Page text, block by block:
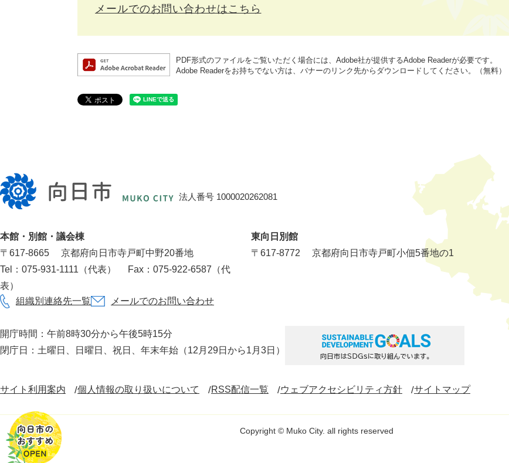
メールでのお問い合わせはこちら
PDF形式のファイルをご覧いただく場合には、Adobe社が提供するAdobe Readerが必要です。
Adobe Readerをお持ちでない方は、バナーのリンク先からダウンロードしてください。（無料）
向
日
法人番号 1000020262081
本館・別館・議会棟
〒617‐8665
京都府向日市寺戸町中野20番地
Tel：075-931-1111（代表）
Fax：075-922-6587（代
表）
東向日別館
〒617-8772
京都府向日市寺戸町小佃5番地の1
組織別連絡先一覧 メールでのお問い合わせ
開庁時間：午前8時30分から午後5時15分
閉庁日：土曜日、日曜日、祝日、年末年始（12月29日から1月3日）
サイト利用案内 個人情報の取り扱いについて RSS配信一覧 ウェブアクセシビリティ方針 サイトマップ
Copyright © Muko City. all rights reserved